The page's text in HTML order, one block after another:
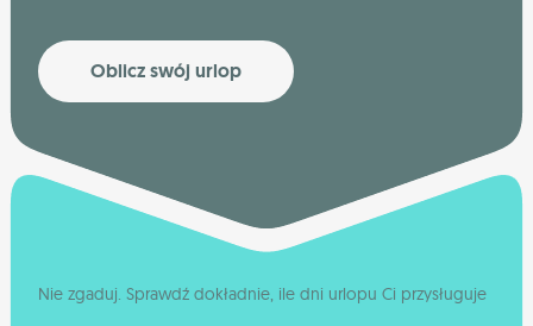
Oblicz swój urlop
Nie zgaduj. Sprawdź dokładnie, ile dni urlopu Ci przysługuje